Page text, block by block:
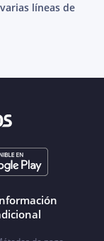
líneas de